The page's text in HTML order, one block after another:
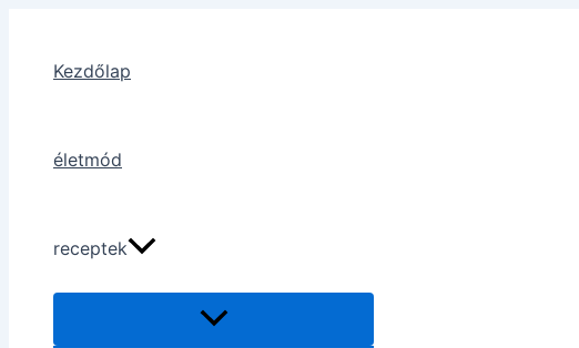
contentKezdőlap
életmód
receptek